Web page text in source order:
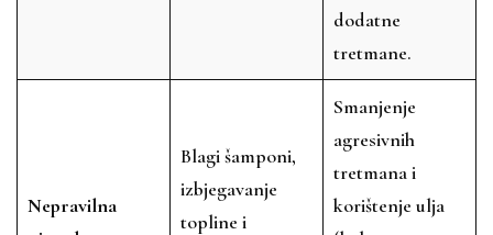
dodatne
tretmane.
Nepravilna
Blagi šamponi,
izbjegavanje
topline i
Smanjenje
agresivnih
tretmana i
korištenje ulja